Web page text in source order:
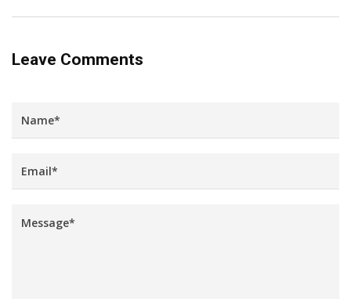
Leave Comments